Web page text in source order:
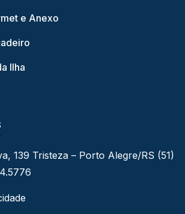
e Anexo
Ilha
139 Tristeza – Porto Alegre/RS (51)